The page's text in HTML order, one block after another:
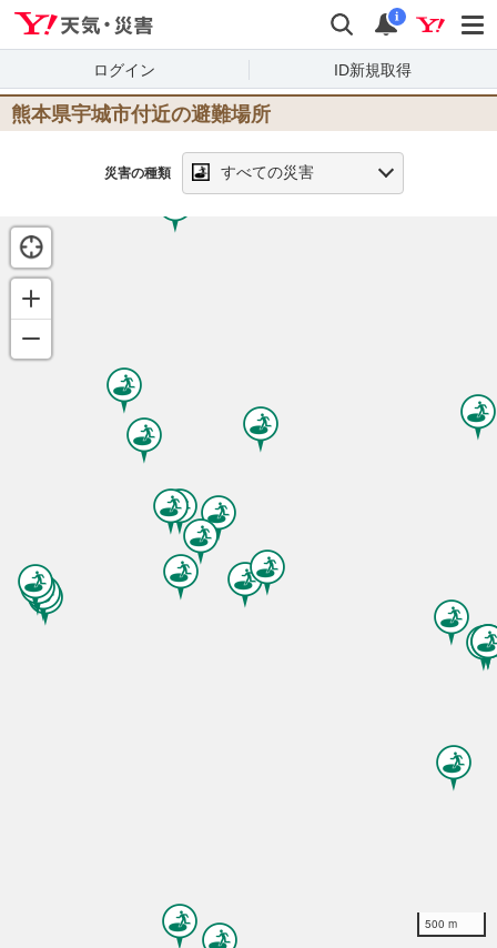
検索 通知
i
ログイン ID新規取得
熊本県宇城市付近の避難場所
災害の種類 すべての災害
500 m